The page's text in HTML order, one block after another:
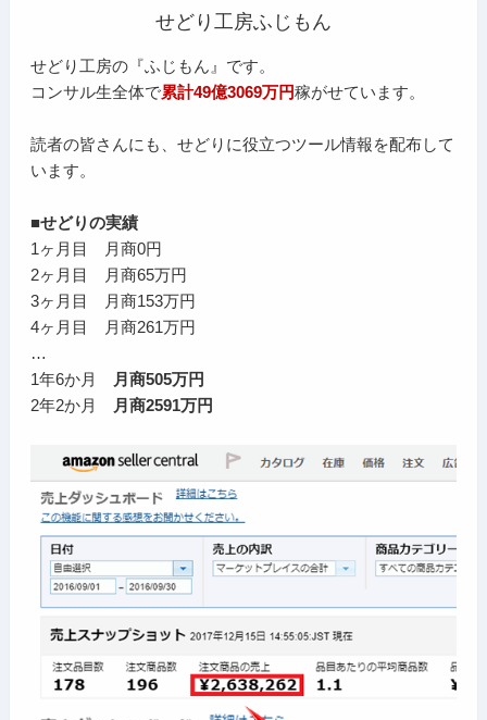
せどり工房ふじもん
せどり工房の『ふじもん』です。
コンサル生全体で累計49億3069万円稼がせています。
読者の皆さんにも、せどりに役立つツール情報を配布して
います。
■せどりの実績
1ヶ月目 月商0円
2ヶ月目 月商65万円
3ヶ月目 月商153万円
4ヶ月目 月商261万円
…
1年6か月
月商505万円
2年2か月
月商2591万円